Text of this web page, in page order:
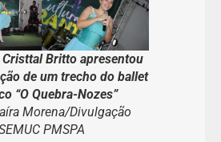
Britto apresentou
de um trecho do ballet
“O Quebra-Nozes”
Morena/Divulgação
PMSPA